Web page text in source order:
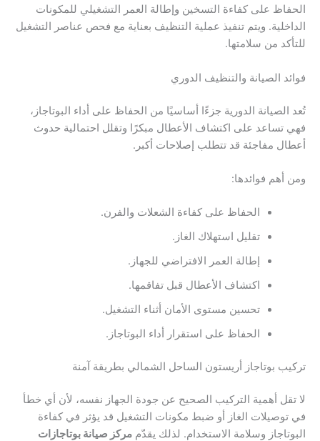
الحفاظ على كفاءة التسخين وإطالة العمر التشغيلي للمكونات
الداخلية. ويتم تنفيذ عملية التنظيف بعناية مع فحص عناصر التشغيل
للتأكد من سلامتها.
فوائد الصيانة والتنظيف الدوري
تُعد الصيانة الدورية جزءًا أساسيًا من الحفاظ على أداء البوتاجاز،
فهي تساعد على اكتشاف الأعطال مبكرًا وتقلل احتمالية حدوث
أعطال مفاجئة قد تتطلب إصلاحات أكبر.
ومن أهم فوائدها:
الحفاظ على كفاءة الشعلات والفرن.
تقليل استهلاك الغاز.
إطالة العمر الافتراضي للجهاز.
اكتشاف الأعطال قبل تفاقمها.
تحسين مستوى الأمان أثناء التشغيل.
الحفاظ على استقرار أداء البوتاجاز.
تركيب بوتاجاز أريستون الساحل الشمالي بطريقة آمنة
لا تقل أهمية التركيب الصحيح عن جودة الجهاز نفسه، لأن أي خطأ
في توصيلات الغاز أو ضبط مكونات التشغيل قد يؤثر في كفاءة
البوتاجاز وسلامة الاستخدام. لذلك يقدّم مركز صيانة بوتاجازات